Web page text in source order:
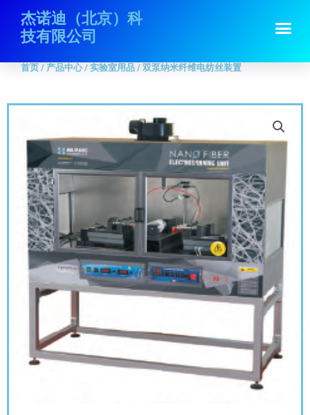
杰诺迪（北京）科
技有限公司
首页/产品中心 实验室用品 / 双泵纳米纤维电纺丝装置
首页 / 产品中心/ 实验室用品 / 双泵纳米纤维电纺丝装置